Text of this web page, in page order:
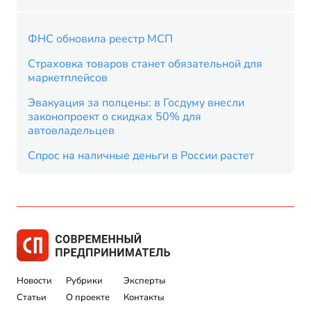
ФНС обновила реестр МСП
Страховка товаров станет обязательной для
маркетплейсов
Эвакуация за полцены: в Госдуму внесли
законопроект о скидках 50% для
автовладельцев
Спрос на наличные деньги в России растет
Новости
Статьи
Рубрики
О проекте
Эксперты
Контакты